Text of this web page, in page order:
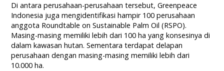
Di antara perusahaan-perusahaan tersebut, Greenpeace
Indonesia juga mengidentifikasi hampir 100 perusahaan
anggota Roundtable on Sustainable Palm Oil (RSPO).
Masing-masing memiliki lebih dari 100 ha yang konsesinya di
dalam kawasan hutan. Sementara terdapat delapan
perusahaan dengan masing-masing memiliki lebih dari
10.000 ha.